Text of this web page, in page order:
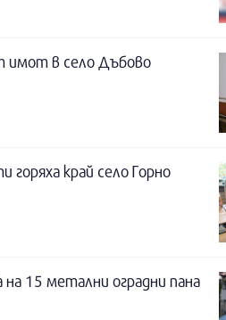
имот в село Дъбово
горяха край село Горно
15 метални оградни пана